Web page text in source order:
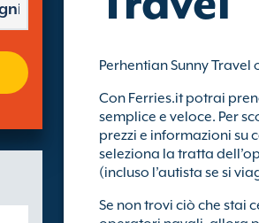
Perhentian Sunny Travel
Con Ferries.it potrai
semplice e veloce. Per
prezzi e informazioni su
seleziona la tratta
(incluso l’autista se si
Se non trovi ciò che stai